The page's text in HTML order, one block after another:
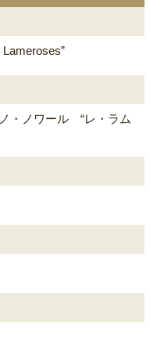
Lameroses”
・ノワール “レ・ラム